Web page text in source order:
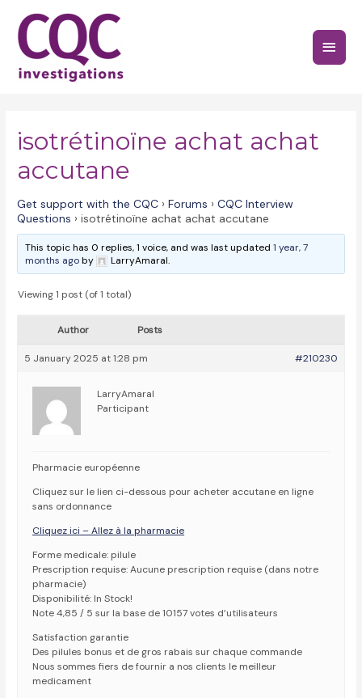
content
Main
isotrétinoïne achat achat
accutane
Get support with the CQC › Forums › CQC Interview
Questions › isotrétinoïne achat achat accutane
This topic has 0 replies, 1 voice, and was last updated1 year, 7
months agoby LarryAmaral.
Viewing 1 post (of 1 total)
Author Posts
5 January 2025 at 1:28 pm #210230
LarryAmaral
Participant
Pharmacie européenne
Cliquez sur le lien ci-dessous pour acheter accutane en ligne
sans ordonnance
Cliquez ici – Allez à la pharmacie
Forme medicale: pilule
Prescription requise: Aucune prescription requise (dans notre
pharmacie)
Disponibilité: In Stock!
Note 4,85 / 5 sur la base de 10157 votes d’utilisateurs
Satisfaction garantie
Des pilules bonus et de gros rabais sur chaque commande
Nous sommes fiers de fournir a nos clients le meilleur
medicament